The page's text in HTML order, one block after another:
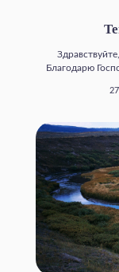
Благодарю